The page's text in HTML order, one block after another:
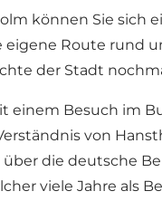
können Sie sich
eigene Route rund
der Stadt
einem Besuch im
von
über die deutsche
viele Jahre als